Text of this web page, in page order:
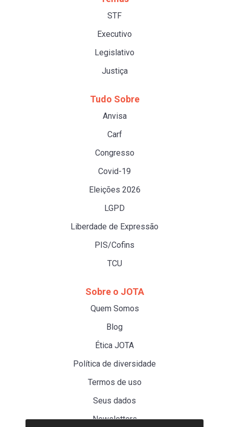
STF
Executivo
Legislativo
Justiça
Tudo Sobre
Anvisa
Carf
Congresso
Covid-19
Eleições 2026
LGPD
Liberdade de Expressão
PIS/Cofins
TCU
Sobre o JOTA
Quem Somos
Blog
Ética JOTA
Política de diversidade
Termos de uso
Seus dados
Newsletters